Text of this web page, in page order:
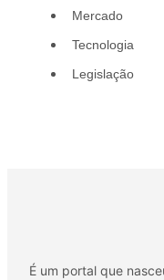
Mercado
Tecnologia
Legislação
É um portal que